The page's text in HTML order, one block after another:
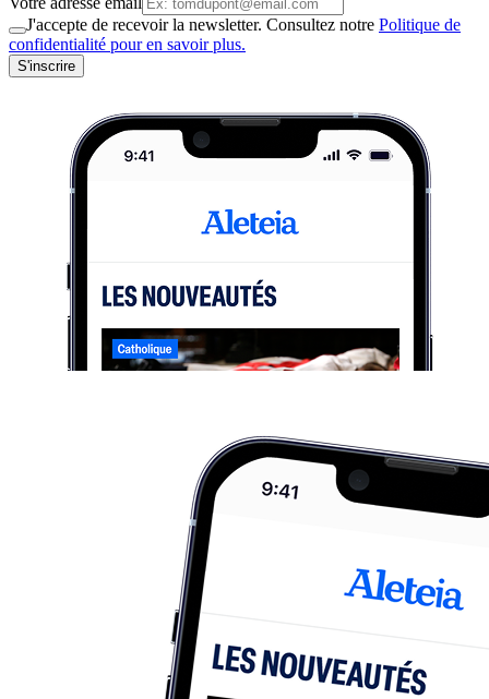
J'accepte de recevoir la newsletter. Consultez notre Politique de
confidentialité pour en savoir plus.
S'inscrire